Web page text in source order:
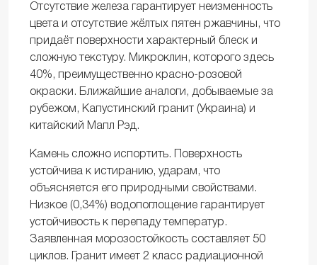
Отсутствие железа гарантирует неизменность
цвета и отсутствие жёлтых пятен ржавчины, что
придаёт поверхности характерный блеск и
сложную текстуру. Микроклин, которого здесь
40%, преимущественно красно-розовой
окраски. Ближайшие аналоги, добываемые за
рубежом, Капустинский гранит (Украина) и
китайский Мапл Рэд.
Камень сложно испортить. Поверхность
устойчива к истиранию, ударам, что
объясняется его природными свойствами.
Низкое (0,34%) водопоглощение гарантирует
устойчивость к перепаду температур.
Заявленная морозостойкость составляет 50
циклов. Гранит имеет 2 класс радиационной